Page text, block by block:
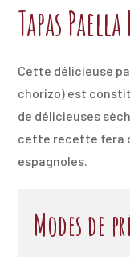
Tapas
Cette délicieuse
chorizo) est
de délicieuses
cette recette fera
espagnoles.
Modes de